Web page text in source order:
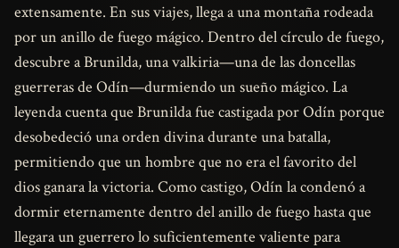
extensamente. En sus viajes, llega a una montaña rodeada
por un anillo de fuego mágico. Dentro del círculo de fuego,
descubre a Brunilda, una valkiria—una de las doncellas
guerreras de Odín—durmiendo un sueño mágico. La
leyenda cuenta que Brunilda fue castigada por Odín porque
desobedeció una orden divina durante una batalla,
permitiendo que un hombre que no era el favorito del
dios ganara la victoria. Como castigo, Odín la condenó a
dormir eternamente dentro del anillo de fuego hasta que
llegara un guerrero lo suficientemente valiente para